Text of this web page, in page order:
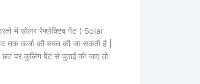
में सोलर रेफ्लेक्टिव पेंट ( Solar
तक ऊर्जा की बचत की जा सकती है |
छत पर कुलिंग पेंट से पुताई की जाए तो